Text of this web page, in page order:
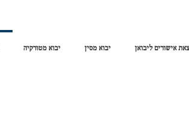
אישורים ליבואן יבוא מסין יבוא מטורקיה